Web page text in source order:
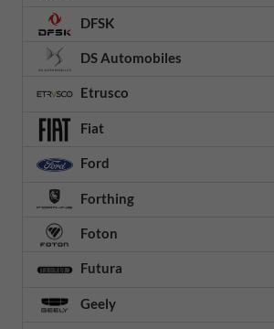
DFSK
DS Automobiles
Etrusco
Fiat
Ford
Forthing
Foton
Futura
Geely